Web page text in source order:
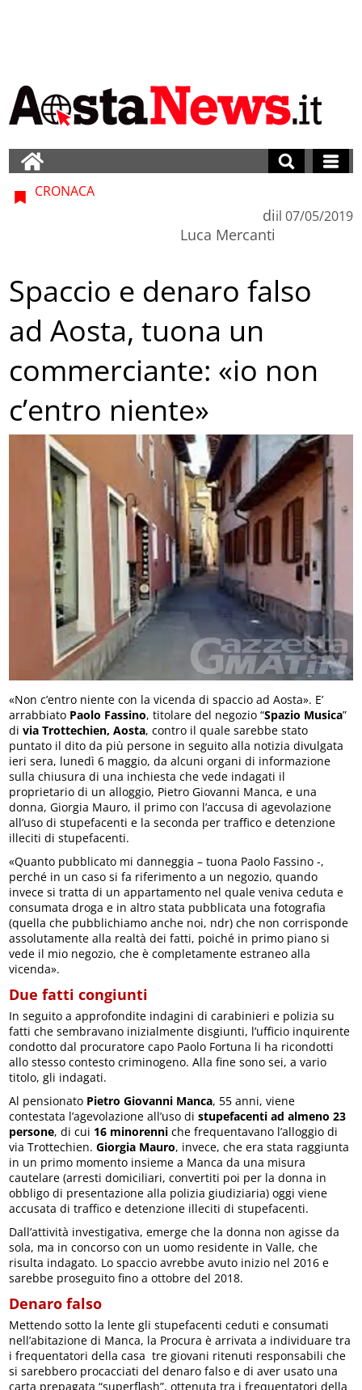
CRONACA
di
Luca Mercanti
il 07/05/2019
Spaccio e denaro falso
ad Aosta, tuona un
commerciante: «io non
c’entro niente»
«Non c’entro niente con la vicenda di spaccio ad Aosta». E’
arrabbiato Paolo Fassino, titolare del negozio “Spazio Musica”
divia Trottechien, Aosta, contro il quale sarebbe stato
puntato il dito da più persone in seguito alla notizia divulgata
ieri sera, lunedì 6 maggio, da alcuni organi di informazione
sulla chiusura di una inchiesta che vede indagati il
proprietario di un alloggio, Pietro Giovanni Manca, e una
donna, Giorgia Mauro, il primo con l’accusa di agevolazione
all’uso di stupefacenti e la seconda per traffico e detenzione
illeciti di stupefacenti.
«Quanto pubblicato mi danneggia – tuona Paolo Fassino -,
perché in un caso si fa riferimento a un negozio, quando
invece si tratta di un appartamento nel quale veniva ceduta e
consumata droga e in altro stata pubblicata una fotografia
(quella che pubblichiamo anche noi, ndr) che non corrisponde
assolutamente alla realtà dei fatti, poiché in primo piano si
vede il mio negozio, che è completamente estraneo alla
vicenda».
Due fatti congiunti
In seguito a approfondite indagini di carabinieri e polizia su
fatti che sembravano inizialmente disgiunti, l’ufficio inquirente
condotto dal procuratore capo Paolo Fortuna li ha ricondotti
allo stesso contesto criminogeno. Alla fine sono sei, a vario
titolo, gli indagati.
Al pensionato Pietro Giovanni Manca, 55 anni, viene
contestata l’agevolazione all’uso distupefacenti ad almeno 23
persone, di cui 16 minorenni che frequentavano l’alloggio di
via Trottechien.Giorgia Mauro, invece, che era stata raggiunta
in un primo momento insieme a Manca da una misura
cautelare (arresti domiciliari, convertiti poi per la donna in
obbligo di presentazione alla polizia giudiziaria) oggi viene
accusata di traffico e detenzione illeciti di stupefacenti.
Dall’attività investigativa, emerge che la donna non agisse da
sola, ma in concorso con un uomo residente in Valle, che
risulta indagato. Lo spaccio avrebbe avuto inizio nel 2016 e
sarebbe proseguito fino a ottobre del 2018.
Denaro falso
Mettendo sotto la lente gli stupefacenti ceduti e consumati
nell’abitazione di Manca, la Procura è arrivata a individuare tra
i frequentatori della casa tre giovani ritenuti responsabili che
si sarebbero procacciati del denaro falso e di aver usato una
carta prepagata “superflash”, ottenuta tra i frequentatori della